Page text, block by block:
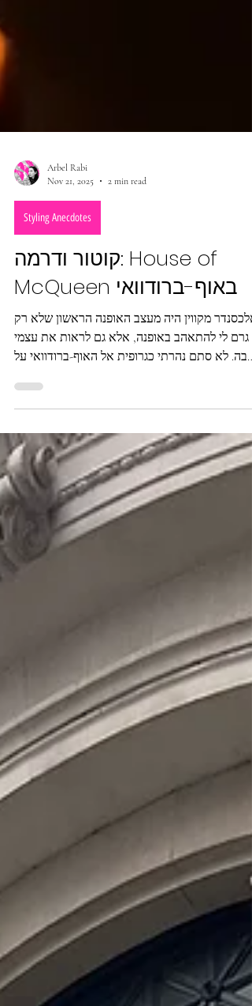
Arbel Rabi
Nov 21, 2025
Styling Anecdotes
קוטור ודרמה: House of
McQueen באוף-ברודוואי
אלכסנדר מקווין היה מעצב האופנה הראשון שלא רק
גרם לי להתאהב באופנה, אלא גם לראות את עצמי